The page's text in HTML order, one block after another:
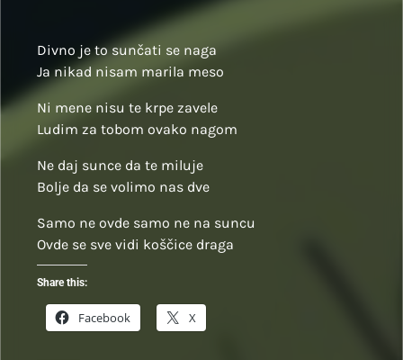
Divno je to sunčati se naga
Ja nikad nisam marila meso
Ni mene nisu te krpe zavele
Ludim za tobom ovako nagom
Ne daj sunce da te miluje
Bolje da se volimo nas dve
Samo ne ovde samo ne na suncu
Ovde se sve vidi koščice draga
Share this:
Facebook X